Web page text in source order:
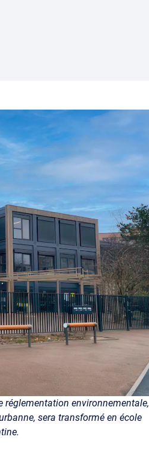
réglementation environnementale,
sera transformé en école